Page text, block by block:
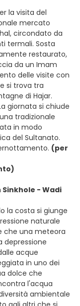
la visita del
mercato
circondato da
termali. Sosta
restaurato,
da un Imam
delle visite con
si trova tra
di Hajar.
giornata si chiude
tradizionale
in modo
del Sultanato.
(per
Sinkhole - Wadi
la costa si giunge
naturale
che una meteora
depressione
acque
in uno dei
dolce che
l'acqua
ambientale